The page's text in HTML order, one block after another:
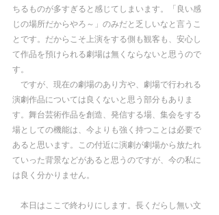
ちるものが多すぎると感じてしまいます。「良い感
じの場所だからやろ～」のみだと乏しいなと言うこ
とです。だからこそ上演をする側も観客も、安心し
て作品を預けられる劇場は無くならないと思うので
す。
ですが、現在の劇場のあり方や、劇場で行われる
演劇作品については良くないと思う部分もありま
す。舞台芸術作品を創造、発信する場、集会をする
場としての機能は、今よりも強く持つことは必要で
あると思います。この付近に演劇が劇場から放たれ
ていった背景などがあると思うのですが、今の私に
は良く分かりません。
本日はここで終わりにします。長くだらし無い文